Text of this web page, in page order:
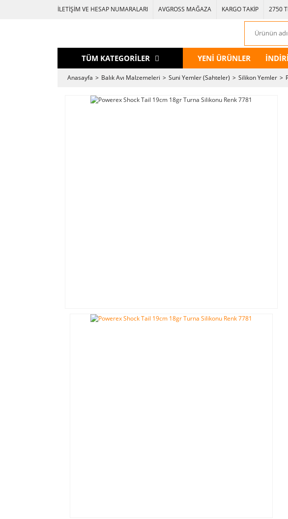
İLETİŞİM VE HESAP NUMARALARI AVGROSS MAĞAZA KARGO TAKİP 2750
TÜM KATEGORİLER YENİ ÜRÜNLER
Anasayfa Balık Avı Malzemeleri Suni Yemler (Sahteler) Silikon Yemler